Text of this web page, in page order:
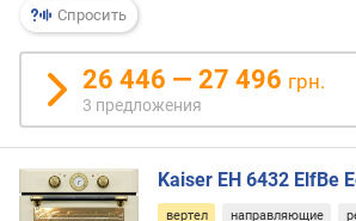
б
л
н
м
о
Спросить
26 446 — 27 496 грн.
3 предложения
Kaiser EH 6432 ElfBe
вертел направляющие